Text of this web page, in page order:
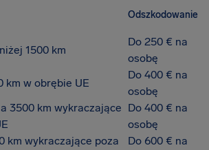
Odszkodowanie
1500 km
Do 250 € na
osobę
km w obrębie UE
Do 400 € na
osobę
3500 km wykraczające Do 400 € na
osobę
km wykraczające poza
Do 600 € na